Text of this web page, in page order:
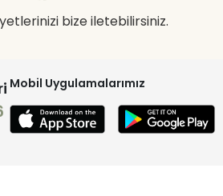
bize iletebilirsiniz.
Mobil Uygulamalarımız